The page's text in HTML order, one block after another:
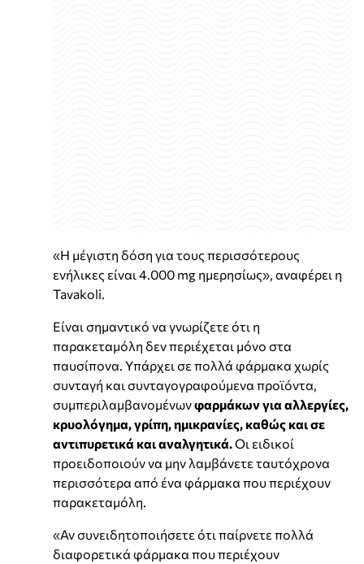
«Η μέγιστη δόση για τους περισσότερους
ενήλικες είναι 4.000 mg ημερησίως», αναφέρει η
Tavakoli.
Είναι σημαντικό να γνωρίζετε ότι η
παρακεταμόλη δεν περιέχεται μόνο στα
παυσίπονα. Υπάρχει σε πολλά φάρμακα χωρίς
συνταγή και συνταγογραφούμενα προϊόντα,
συμπεριλαμβανομένωνφαρμάκων για αλλεργίες,
κρυολόγημα, γρίπη, ημικρανίες, καθώς και σε
αντιπυρετικά και αναλγητικά.Οι ειδικοί
προειδοποιούν να μην λαμβάνετε ταυτόχρονα
περισσότερα από ένα φάρμακα που περιέχουν
παρακεταμόλη.
«Αν συνειδητοποιήσετε ότι παίρνετε πολλά
διαφορετικά φάρμακα που περιέχουν